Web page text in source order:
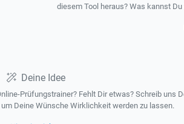
diesem Tool heraus? Was kannst
Deine Idee
Prüfungstrainer? Fehlt Dir etwas? Schreib uns
Deine Wünsche Wirklichkeit werden zu lassen.